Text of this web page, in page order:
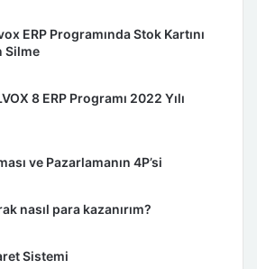
ERP Programında Stok Kartını
Silme
8 ERP Programı 2022 Yılı
ve Pazarlamanın 4P’si
nasıl para kazanırım?
Sistemi